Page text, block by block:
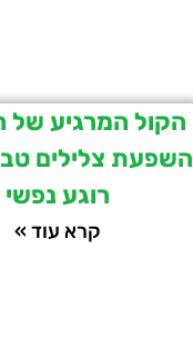
הקול המרגיע של
השפעת צלילים
רוגע נפשי
קרא עוד »